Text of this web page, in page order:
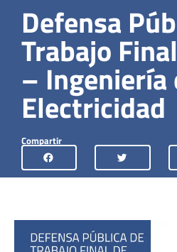
Defensa
Trabajo
– Ingeniería
Electricidad
Compartir